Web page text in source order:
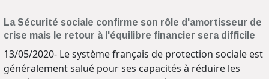
La Sécurité sociale confirme son rôle d'amortisseur de
crise mais le retour à l'équilibre financier sera difficile
13/05/2020- Le système français de protection sociale est
généralement salué pour ses capacités à réduire les